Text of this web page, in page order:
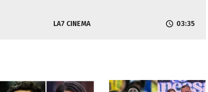
LA7 CINEMA 03:35